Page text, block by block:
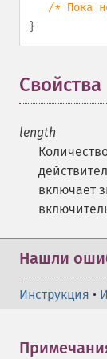
/* Пока
}
Свойства
length
включает
Нашли
Инструкция •